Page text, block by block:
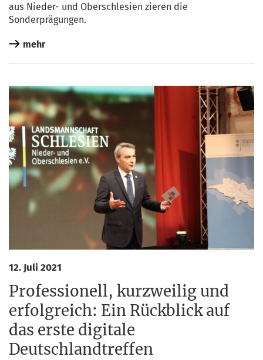
aus Nie­der- und Ober­schle­si­en zie­ren die
Sonderprägungen.
mehr
12. Juli 2021
Professionell, kurzweilig und
erfolgreich: Ein Rückblick auf
das erste digitale
Deutschlandtreffen